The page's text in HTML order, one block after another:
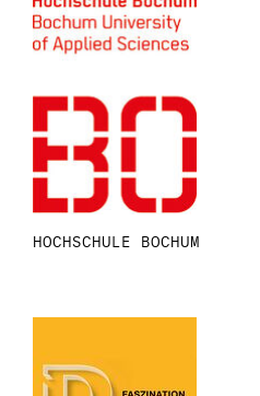
HOCHSCHULE BOCHUM